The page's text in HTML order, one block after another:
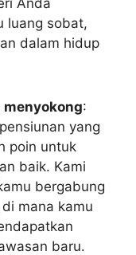
luang sobat,
dalam hidup
:
yang
poin untuk
baik. Kami
bergabung
mana kamu
baru.